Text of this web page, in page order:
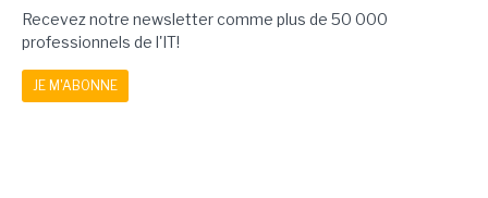
Recevez notre newsletter comme plus de 50 000
professionnels de l'IT!
JE M'ABONNE